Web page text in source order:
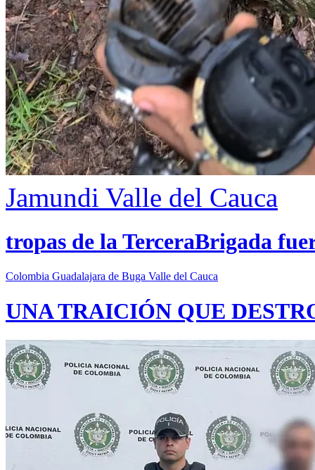
Jamundi Valle del Cauca
tropas de la TerceraBrigada
Colombia Guadalajara de Buga Valle del Cauca
UNA TRAICIÓN QUE